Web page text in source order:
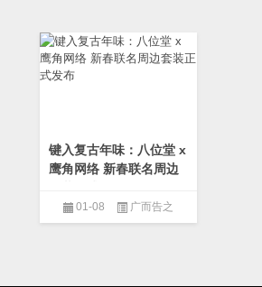
键入复古年味：八位堂 x
鹰角网络 新春联名周边
01-08 广而告之